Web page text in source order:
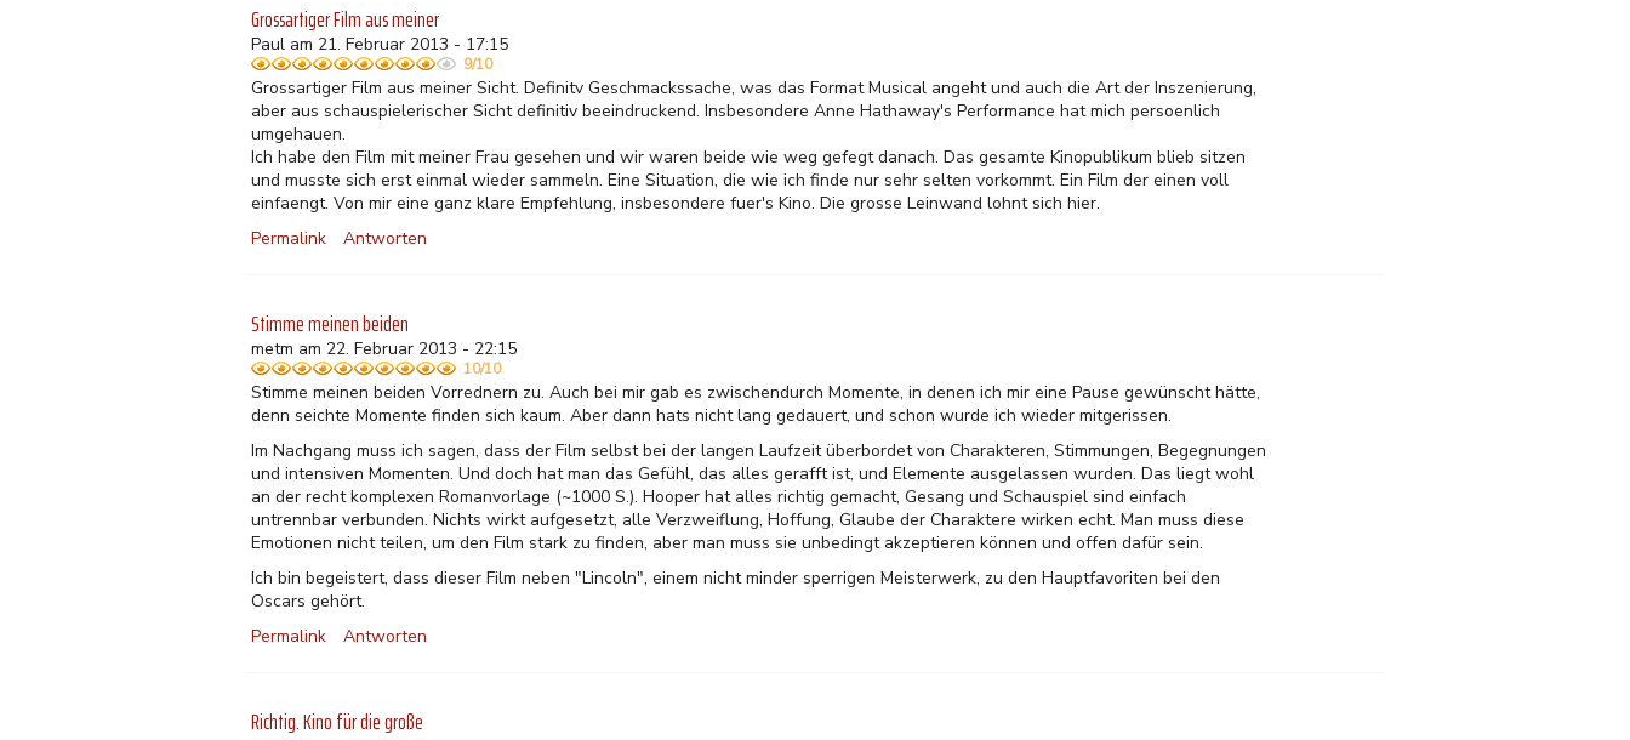
Grossartiger Film aus meiner
Paul am 21. Februar 2013 - 17:15
9/10
Grossartiger Film aus meiner Sicht. Definitv Geschmackssache, was das Format Musical angeht und auch die Art der Inszenierung,
aber aus schauspielerischer Sicht definitiv beeindruckend. Insbesondere Anne Hathaway's Performance hat mich persoenlich
umgehauen.
Ich habe den Film mit meiner Frau gesehen und wir waren beide wie weg gefegt danach. Das gesamte Kinopublikum blieb sitzen
und musste sich erst einmal wieder sammeln. Eine Situation, die wie ich finde nur sehr selten vorkommt. Ein Film der einen voll
einfaengt. Von mir eine ganz klare Empfehlung, insbesondere fuer's Kino. Die grosse Leinwand lohnt sich hier.
Permalink
Antworten
Stimme meinen beiden
metm am 22. Februar 2013 - 22:15
10/10
Stimme meinen beiden Vorrednern zu. Auch bei mir gab es zwischendurch Momente, in denen ich mir eine Pause gewünscht hätte,
denn seichte Momente finden sich kaum. Aber dann hats nicht lang gedauert, und schon wurde ich wieder mitgerissen.
Im Nachgang muss ich sagen, dass der Film selbst bei der langen Laufzeit überbordet von Charakteren, Stimmungen, Begegnungen
und intensiven Momenten. Und doch hat man das Gefühl, das alles gerafft ist, und Elemente ausgelassen wurden. Das liegt wohl
an der recht komplexen Romanvorlage (~1000 S.). Hooper hat alles richtig gemacht, Gesang und Schauspiel sind einfach
untrennbar verbunden. Nichts wirkt aufgesetzt, alle Verzweiflung, Hoffung, Glaube der Charaktere wirken echt. Man muss diese
Emotionen nicht teilen, um den Film stark zu finden, aber man muss sie unbedingt akzeptieren können und offen dafür sein.
Ich bin begeistert, dass dieser Film neben "Lincoln", einem nicht minder sperrigen Meisterwerk, zu den Hauptfavoriten bei den
Oscars gehört.
Permalink
Antworten
Richtig. Kino für die große